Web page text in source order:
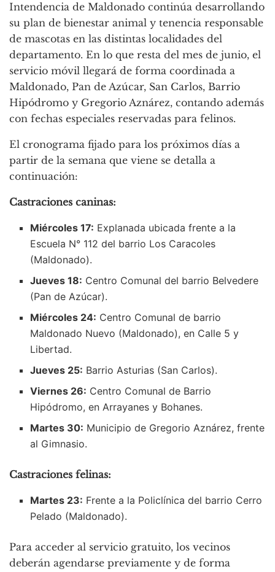
Intendencia de Maldonado continúa desarrollando
su plan de bienestar animal y tenencia responsable
de mascotas en las distintas localidades del
departamento. En lo que resta del mes de junio, el
servicio móvil llegará de forma coordinada a
Maldonado, Pan de Azúcar, San Carlos, Barrio
Hipódromo y Gregorio Aznárez, contando además
con fechas especiales reservadas para felinos.
El cronograma fijado para los próximos días a
partir de la semana que viene se detalla a
continuación:
Castraciones caninas:
Miércoles 17: Explanada ubicada frente a la
Escuela N° 112 del barrio Los Caracoles
(Maldonado).
Jueves 18: Centro Comunal del barrio Belvedere
(Pan de Azúcar).
Miércoles 24: Centro Comunal de barrio
Maldonado Nuevo (Maldonado), en Calle 5 y
Libertad.
Jueves 25: Barrio Asturias (San Carlos).
Viernes 26: Centro Comunal de Barrio
Hipódromo, en Arrayanes y Bohanes.
Martes 30: Municipio de Gregorio Aznárez, frente
al Gimnasio.
Castraciones felinas:
Martes 23: Frente a la Policlínica del barrio Cerro
Pelado (Maldonado).
Para acceder al servicio gratuito, los vecinos
deberán agendarse previamente y de forma